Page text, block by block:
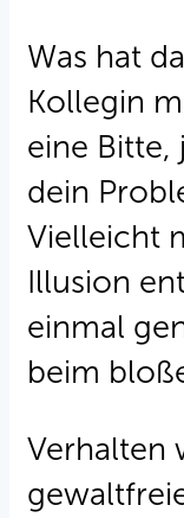
Was hat
Kollegin
eine Bitte,
dein
Vielleicht
Illusion
einmal
beim
Verhalten